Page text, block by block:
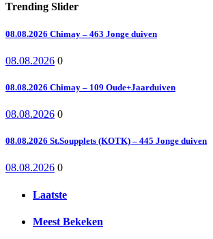
Trending Slider
08.08.2026 Chimay – 463 Jonge duiven
08.08.2026 0
08.08.2026 Chimay – 109 Oude+Jaarduiven
08.08.2026 0
08.08.2026 St.Soupplets (KOTK) – 445 Jonge duiven
08.08.2026 0
Laatste
Meest Bekeken